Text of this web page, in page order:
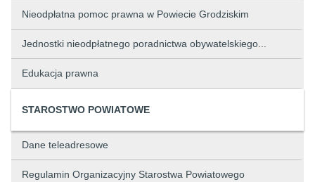
Nieodpłatna pomoc prawna w Powiecie Grodziskim
Jednostki nieodpłatnego poradnictwa obywatelskiego...
Edukacja prawna
STAROSTWO POWIATOWE
Dane teleadresowe
Regulamin Organizacyjny Starostwa Powiatowego